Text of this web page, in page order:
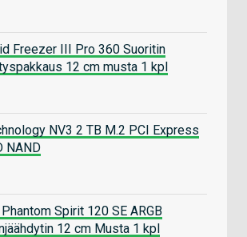
Freezer III Pro 360 Suoritin
12 cm musta 1 kpl
NV3 2 TB M.2 PCI Express
NAND
Spirit 120 SE ARGB
12 cm Musta 1 kpl